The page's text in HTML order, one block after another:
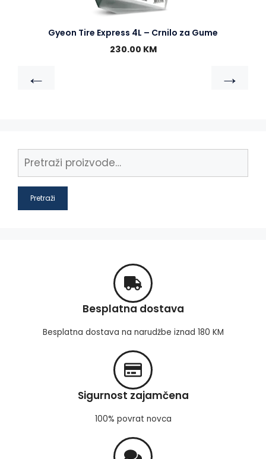
Gyeon Tire Express 4L – Crnilo za Gume
230.00 KM
← →
Pretraži
Besplatna dostava
Besplatna dostava na narudžbe iznad 180 KM
Sigurnost zajamčena
100% povrat novca